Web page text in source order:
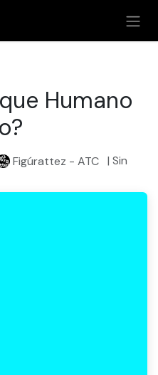
Humano
Figúrattez - ATC | Sin